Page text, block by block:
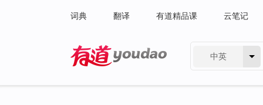
词典 翻译 有道精品课 云笔记
中英